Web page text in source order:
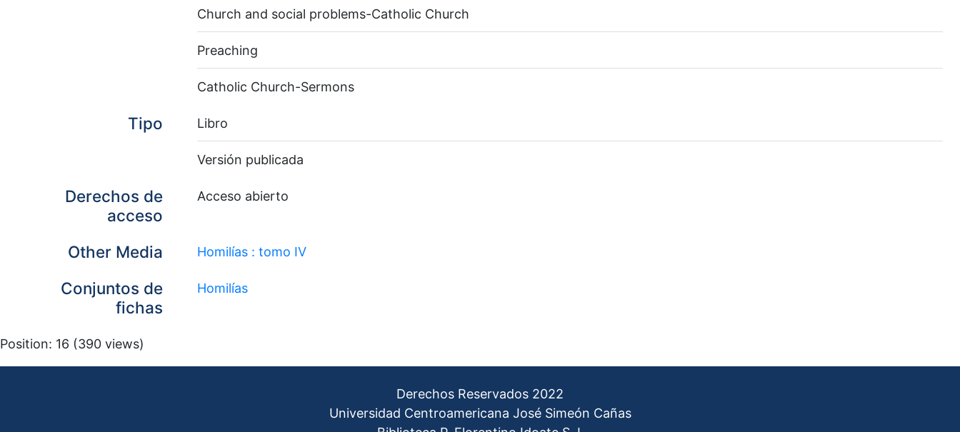
Church and social problems-Catholic Church
Preaching
Catholic Church-Sermons
Tipo Libro
Versión publicada
Derechos de
acceso
Acceso abierto
Other Media Homilías : tomo IV
Conjuntos de
fichas
Homilías
Position: 16 (390 views)
Derechos Reservados 2022
Universidad Centroamericana José Simeón Cañas